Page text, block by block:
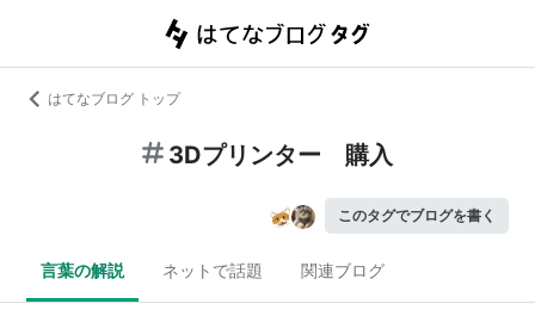
はてなブログ トップ
3Dプリンター 購入
このタグでブログを書く
言葉の解説 ネットで話題 関連ブログ